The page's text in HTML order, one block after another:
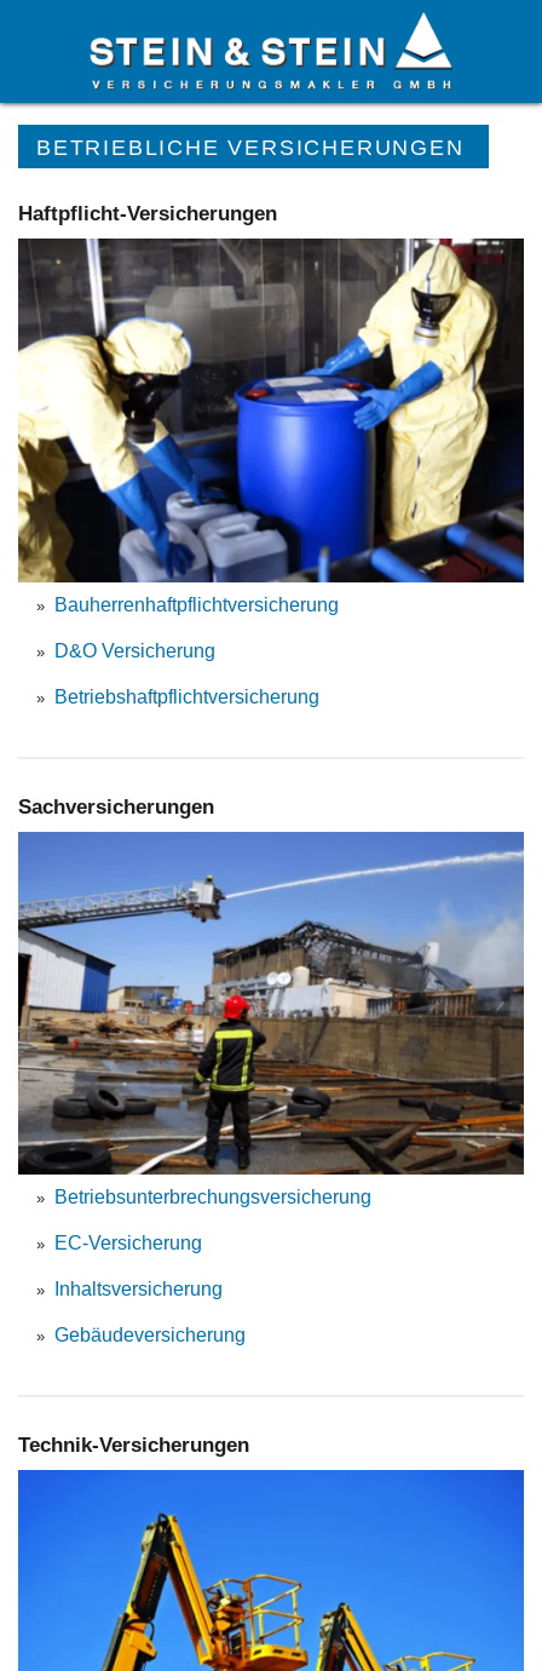
» Versicherungen»
BETRIEBLICHE VERSICHERUNGEN
Haftpflicht-Versicherungen
Bauherrenhaftpflichtversicherung
D&O Versicherung
Betriebshaftpflichtversicherung
Sachversicherungen
Betriebsunterbrechungsversicherung
EC-Versicherung
Inhaltsversicherung
Gebäudeversicherung
Technik-Versicherungen